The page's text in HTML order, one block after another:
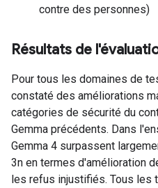
contre des personnes)
Résultats de
Pour tous les domaines de
constaté des améliorations
catégories de sécurité du
Gemma précédents. Dans
Gemma 4 surpassent
3n en termes d'amélioration
les refus injustifiés. Tous